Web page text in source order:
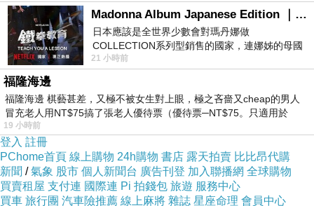
Madonna Album Japanese Edition ｜瑪丹娜專輯們2026年日本版重發系列
日本應該是全世界少數會對瑪丹娜做
COLLECTION系列型銷售的國家，連娜姊的母國
美國都沒對她這樣過，這全拜在他們到現在唱片
21 小時前
福隆海邊
福隆海邊 棋藝甚差，又極不被女生對上眼，極之吝嗇又cheap的男人
冒充老人用NT$75搞了張老人優待票（優待票─NT$75。只適用於
19 小時前
登入 註冊
PChome首頁 線上購物 24h購物 書店 露天拍賣 比比昂代購
新聞 /氣象 股市 個人新聞台 廣告刊登 加入聯播網 全球購物
買賣租屋 支付連 國際連 Pi 拍錢包 旅遊 服務中心
買車 旅行團 汽車險推薦 線上麻將 雜誌 星座命理 會員中心